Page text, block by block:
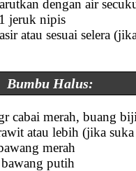
dengan air
jeruk nipis
atau sesuai selera
Bumbu Halus:
cabai merah, buang
atau lebih (jika suka
merah
putih